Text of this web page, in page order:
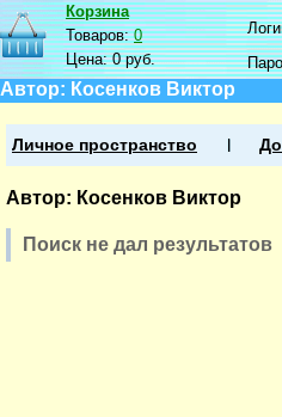
Корзина
Товаров:0
Цена:0 руб.
Автор: Косенков Виктор
Личное пространство
Автор: Косенков Виктор
Поиск не дал результатов